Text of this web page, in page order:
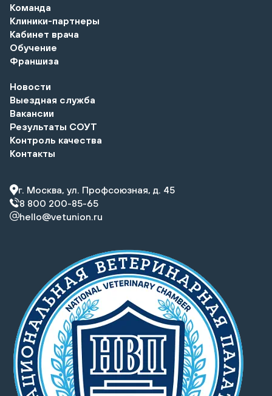
Команда
Клиники-партнеры
Кабинет врача
Обучение
Франшиза
Новости
Выездная служба
Вакансии
Результаты СОУТ
Контроль качества
Контакты
г. Москва, ул. Профсоюзная, д. 45
8 800 200-85-65
hello@vetunion.ru